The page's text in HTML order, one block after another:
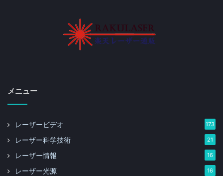
メニュー
レーザービデオ 173
レーザー科学技術 21
レーザー情報 16
レーザー光源 16